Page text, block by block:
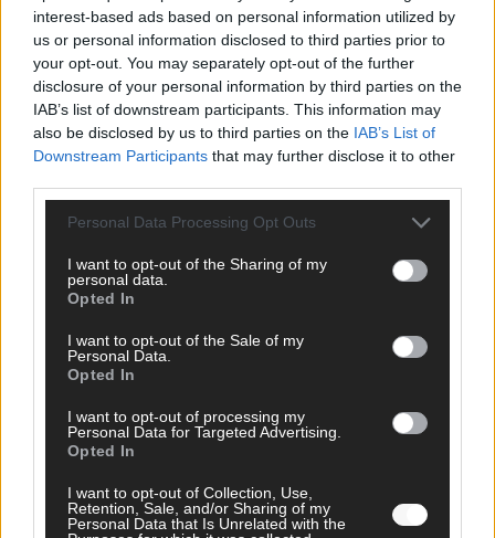
interest-based ads based on personal information utilized by
us or personal information disclosed to third parties prior to
your opt-out. You may separately opt-out of the further
disclosure of your personal information by third parties on the
IAB’s list of downstream participants. This information may
also be disclosed by us to third parties on the IAB’s List of
Downstream Participants that may further disclose it to other
Personal Data Processing Opt Outs
I want to opt-out of the Sharing of my
personal data.
Opted In
I want to opt-out of the Sale of my
Personal Data.
Opted In
I want to opt-out of processing my
Personal Data for Targeted Advertising.
Opted In
I want to opt-out of Collection, Use,
Retention, Sale, and/or Sharing of my
Personal Data that Is Unrelated with the
FOLGE UNS BEI FACEBOOK